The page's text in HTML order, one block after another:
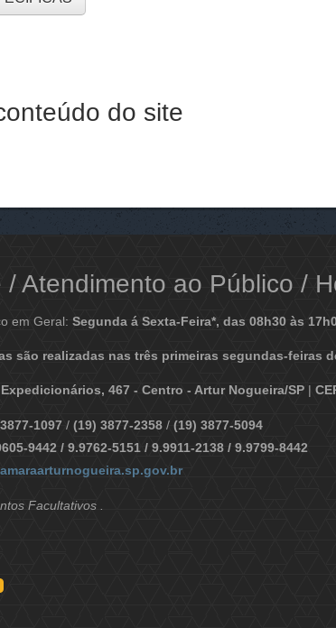
do site
/ Atendimento ao Público /
em Geral: Segunda á Sexta-Feira*, das 08h30 às
são realizadas nas três primeiras segundas-feiras
467 - Centro - Artur Nogueira/SP |
1097 / (19) 3877-2358 / (19) 3877-5094
9442 / 9.9762-5151 / 9.9911-2138 / 9.9799-8442
Facultativos .